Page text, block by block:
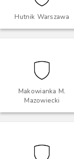
Hutnik Warszawa
Makowianka M.
Mazowiecki